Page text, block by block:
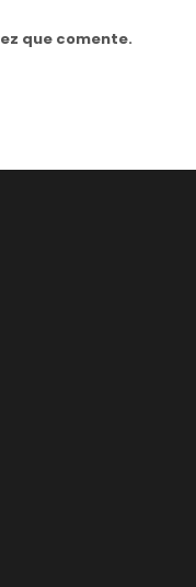
que comente.